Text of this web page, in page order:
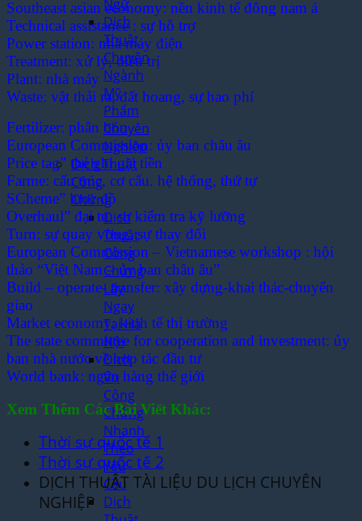
Ngữ
Dịch
Thuật
Chuyên
Ngành
Mỹ
Phẩm
Chuyên
Nghiệp
Dịch Thuật
Công
Chứng
Dịch
Thuật
Công
Chứng
Lấy
Ngay
Tại Hà
Nội
Dịch
Vụ
Công
Chứng
Nhanh
Theo
Yêu
Cầu
Dịch
Southeast asian economy: nền kinh tế đông nam á
Technical assistance : sự hỗ trợ
Power station: nhà máy điện
Treatment: xử lý, điều trị
Plant: nhà máy
Waste: vật thải ra, đất hoang, sự hao phí
Fertilizer: phân bón
European Commission: ủy ban châu âu
Price tag” thẻ ghi giá tiền
Farme: cấu trúc, cơ cấu. hệ thống, thứ tự
SCheme” lược đồ
Overhaul” đại tu, sự kiểm tra kỹ lưỡng
Turn: sự quay vòng, sự thay đổi
European Commission – Vietnamese workshop : hội
thảo “Việt Nam – ủy ban châu âu”
Build – operate- transfer: xây dựng-khai thác-chuyển
giao
Market economy: kinh tế thị trường
The state committee for cooperation and investment: ủy
ban nhà nước về hợp tác đầu tư
World bank: ngân hàng thế giới
Xem Thêm Các Bài Viết Khác:
Thời sự quốc tế 1
Thời sự quốc tế 2
DỊCH THUẬT TÀI LIỆU DU LỊCH CHUYÊN
NGHIỆP